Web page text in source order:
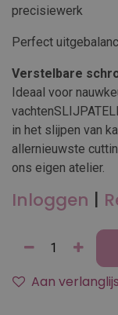
precisiewerk
Perfect
Verstelbare
Ideaal voor
in het slijpen van
allernieuwste
ons eigen atelier.
Inloggen |
Aan